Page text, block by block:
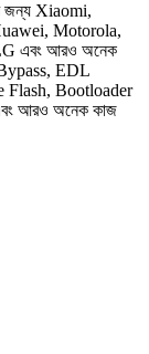
জন্য Xiaomi,
Motorola,
এবং আরও অনেক
Bypass, EDL
Flash, Bootloader
আরও অনেক কাজ